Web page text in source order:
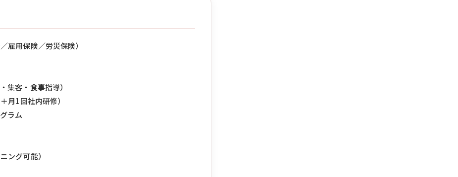
雇用保険／労災保険）
集客・食事指導）
月1回社内研修）
ラム
ング可能）